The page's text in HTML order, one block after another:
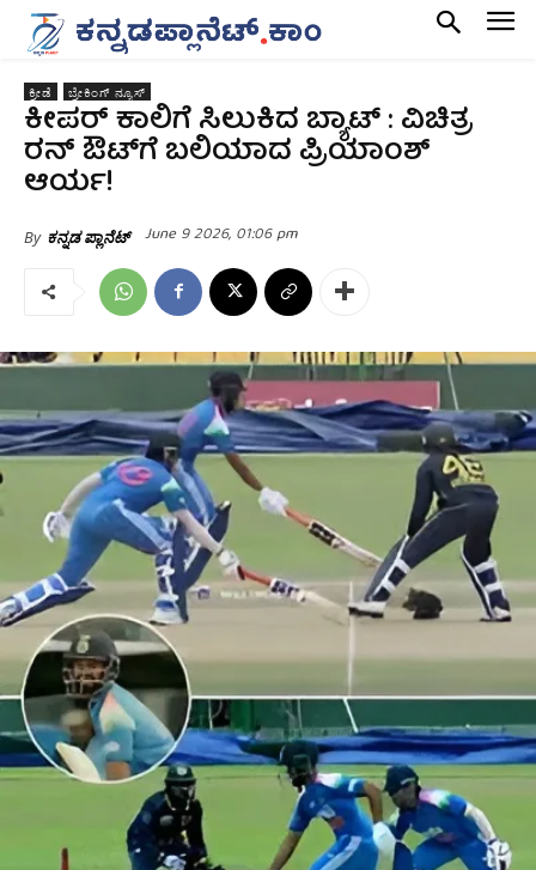
ಕ್ರೀಡೆ ಬ್ರೇಕಿಂಗ್ ನ್ಯೂಸ್
ಕೀಪರ್ ಕಾಲಿಗೆ ಸಿಲುಕಿದ ಬ್ಯಾಟ್ : ವಿಚಿತ್ರ
ರನ್ ಔಟ್‌ಗೆ ಬಲಿಯಾದ ಪ್ರಿಯಾಂಶ್
ಆರ್ಯ!
By ಕನ್ನಡ ಪ್ಲಾನೆಟ್ June 9 2026, 01:06 pm